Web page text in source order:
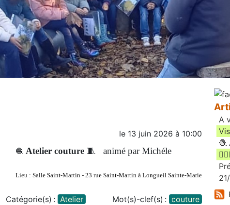
le 13 juin 2026 à 10:00
🧶 Atelier couture 🧵 animé par Michéle
Lieu : Salle Saint-Martin - 23 rue Saint-Martin à Longueil Sainte-Marie
Catégorie(s) : Atelier Mot(s)-clef(s) : couture
A
🧶